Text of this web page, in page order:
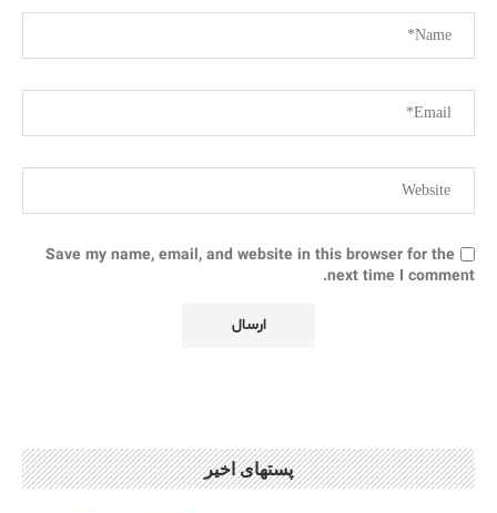
Save my name, email, and website in this browser for the
next time I comment.
پستهای اخیر